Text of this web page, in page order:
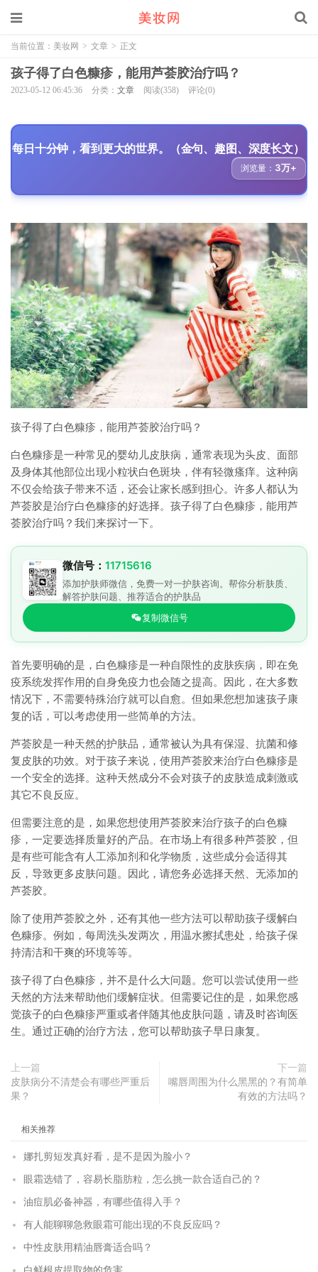
当前位置： 美妆网 > 文章 > 正文
孩子得了白色糠疹，能用芦荟胶治疗吗？
2023-05-12 06:45:36 分类： 文章 阅读(358) 评论(0)
每日十分钟，看到更大的世界。（金句、趣图、深度长文）
浏览量： 3万+
孩子得了白色糠疹，能用芦荟胶治疗吗？
白色糠疹是一种常见的婴幼儿皮肤病，通常表现为头皮、面部
及身体其他部位出现小粒状白色斑块，伴有轻微瘙痒。这种病
不仅会给孩子带来不适，还会让家长感到担心。许多人都认为
芦荟胶是治疗白色糠疹的好选择。孩子得了白色糠疹，能用芦
荟胶治疗吗？我们来探讨一下。
微信号： 11715616
添加护肤师微信，免费一对一护肤咨询。帮你分析肤质、
解答护肤问题、推荐适合的护肤品
复制微信号
首先要明确的是，白色糠疹是一种自限性的皮肤疾病，即在免
疫系统发挥作用的自身免疫力也会随之提高。因此，在大多数
情况下，不需要特殊治疗就可以自愈。但如果您想加速孩子康
复的话，可以考虑使用一些简单的方法。
芦荟胶是一种天然的护肤品，通常被认为具有保湿、抗菌和修
复皮肤的功效。对于孩子来说，使用芦荟胶来治疗白色糠疹是
一个安全的选择。这种天然成分不会对孩子的皮肤造成刺激或
其它不良反应。
但需要注意的是，如果您想使用芦荟胶来治疗孩子的白色糠
疹，一定要选择质量好的产品。在市场上有很多种芦荟胶，但
是有些可能含有人工添加剂和化学物质，这些成分会适得其
反，导致更多皮肤问题。因此，请您务必选择天然、无添加的
芦荟胶。
除了使用芦荟胶之外，还有其他一些方法可以帮助孩子缓解白
色糠疹。例如，每周洗头发两次，用温水擦拭患处，给孩子保
持清洁和干爽的环境等等。
孩子得了白色糠疹，并不是什么大问题。您可以尝试使用一些
天然的方法来帮助他们缓解症状。但需要记住的是，如果您感
觉孩子的白色糠疹严重或者伴随其他皮肤问题，请及时咨询医
生。通过正确的治疗方法，您可以帮助孩子早日康复。
上一篇
皮肤病分不清楚会有哪些严重后
果？
下一篇
嘴唇周围为什么黑黑的？有简单
有效的方法吗？
相关推荐
娜扎剪短发真好看，是不是因为脸小？
眼霜选错了，容易长脂肪粒，怎么挑一款合适自己的？
油痘肌必备神器，有哪些值得入手？
有人能聊聊急救眼霜可能出现的不良反应吗？
中性皮肤用精油唇膏适合吗？